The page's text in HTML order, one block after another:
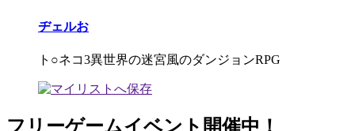
ヂェルお
ト○ネコ3異世界の迷宮風のダンジョンRPG
フリーゲームイベント開催中！